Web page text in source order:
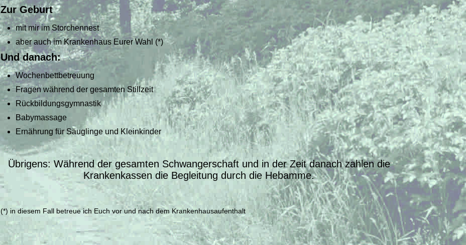
Zur Geburt
mit mir im Storchennest
aber auch im Krankenhaus Eurer Wahl (*)
Und danach:
Wochenbettbetreuung
Fragen während der gesamten Stillzeit
Rückbildungsgymnastik
Babymassage
Ernährung für Säuglinge und Kleinkinder
Übrigens: Während der gesamten Schwangerschaft und in der Zeit danach zahlen die
Krankenkassen die Begleitung durch die Hebamme.
(*) in diesem Fall betreue ich Euch vor und nach dem Krankenhausaufenthalt